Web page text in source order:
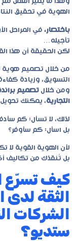
الهوية في تحقيق
باختصار، في المراحل
تأجيله…
لكن الحقيقة أن هذا
من خلال تصميم هوية
التسويق، وزيادة
ومن خلال تصميم
التجارية، يمكنك
لذلك، لا تسأل: كم
بل اسأل: كم سأوفر؟
لأن الهوية القوية لا
بل تُنقذك من تكاليف
كيف تسرّع
الثقة لدى
الشركات
ستديو؟